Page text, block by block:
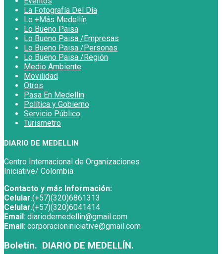
La Fotografía Del Día
Lo +Más Medellín
Lo Bueno Paisa
Lo Bueno Paisa /Empresas
Lo Bueno Paisa /Personas
Lo Bueno Paisa /Región
Medio Ambiente
Movilidad
Otros
Pasa En Medellin
Política y Gobierno
Servicio Público
Turismetro
DIARIO DE MEDELLIN
Centro Internacional de Organizaciones
Iniciative/ Colombia
Contacto y más Información:
Celular.(+57)(320)6861313
Celular.(+57)(320)6041414
Email : diariodemedellin@gmail.com
Email : corporacioniniciative@gmail.com
Boletín. DIARIO DE MEDELLÍN.